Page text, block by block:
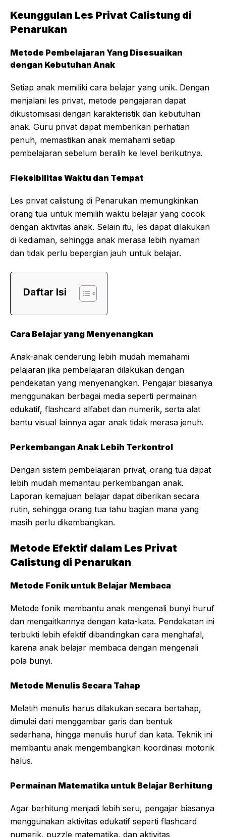
Keunggulan Les Privat Calistung di
Penarukan
Metode Pembelajaran Yang Disesuaikan
dengan Kebutuhan Anak
Setiap anak memiliki cara belajar yang unik. Dengan
menjalani les privat, metode pengajaran dapat
dikustomisasi dengan karakteristik dan kebutuhan
anak. Guru privat dapat memberikan perhatian
penuh, memastikan anak memahami setiap
pembelajaran sebelum beralih ke level berikutnya.
Fleksibilitas Waktu dan Tempat
Les privat calistung di Penarukan memungkinkan
orang tua untuk memilih waktu belajar yang cocok
dengan aktivitas anak. Selain itu, les dapat dilakukan
di kediaman, sehingga anak merasa lebih nyaman
dan tidak perlu bepergian jauh untuk belajar.
Daftar Isi
Cara Belajar yang Menyenangkan
Anak-anak cenderung lebih mudah memahami
pelajaran jika pembelajaran dilakukan dengan
pendekatan yang menyenangkan. Pengajar biasanya
menggunakan berbagai media seperti permainan
edukatif, flashcard alfabet dan numerik, serta alat
bantu visual lainnya agar anak tidak merasa jenuh.
Perkembangan Anak Lebih Terkontrol
Dengan sistem pembelajaran privat, orang tua dapat
lebih mudah memantau perkembangan anak.
Laporan kemajuan belajar dapat diberikan secara
rutin, sehingga orang tua tahu bagian mana yang
masih perlu dikembangkan.
Metode Efektif dalam Les Privat
Calistung di Penarukan
Metode Fonik untuk Belajar Membaca
Metode fonik membantu anak mengenali bunyi huruf
dan mengaitkannya dengan kata-kata. Pendekatan ini
terbukti lebih efektif dibandingkan cara menghafal,
karena anak belajar membaca dengan mengenali
pola bunyi.
Metode Menulis Secara Tahap
Melatih menulis harus dilakukan secara bertahap,
dimulai dari menggambar garis dan bentuk
sederhana, hingga menulis huruf dan kata. Teknik ini
membantu anak mengembangkan koordinasi motorik
halus.
Permainan Matematika untuk Belajar Berhitung
Agar berhitung menjadi lebih seru, pengajar biasanya
menggunakan aktivitas edukatif seperti flashcard
numerik, puzzle matematika, dan aktivitas